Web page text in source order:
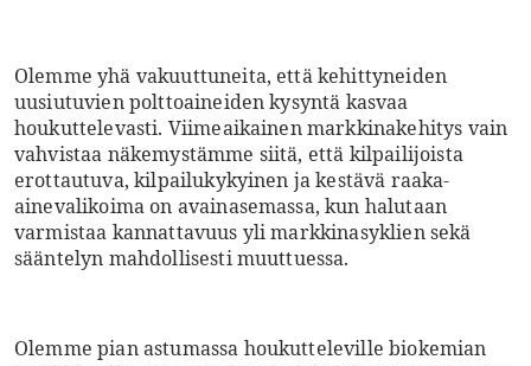
Olemme yhä vakuuttuneita, että kehittyneiden
uusiutuvien polttoaineiden kysyntä kasvaa
houkuttelevasti. Viimeaikainen markkinakehitys vain
vahvistaa näkemystämme siitä, että kilpailijoista
erottautuva, kilpailukykyinen ja kestävä raaka-
ainevalikoima on avainasemassa, kun halutaan
varmistaa kannattavuus yli markkinasyklien sekä
sääntelyn mahdollisesti muuttuessa.
Olemme pian astumassa houkutteleville biokemian